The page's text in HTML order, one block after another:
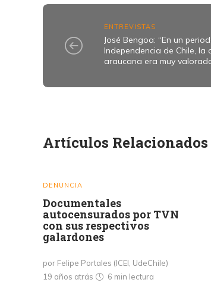
ENTREVISTAS
José Bengoa: “En un
Independencia de Chile, la
araucana era muy
Artículos Relacionados
DENUNCIA
Documentales
autocensurados por TVN
con sus respectivos
galardones
por Felipe Portales (ICEI, UdeChile)
19 años atrás
6 min lectura